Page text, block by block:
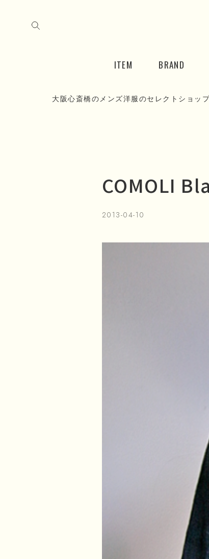
ITEM BRAND
大阪心斎橋のメンズ洋服のセレクトショッ
COMOLI
2013-04-10